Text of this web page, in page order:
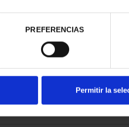
PREFERENCIAS
Permitir la